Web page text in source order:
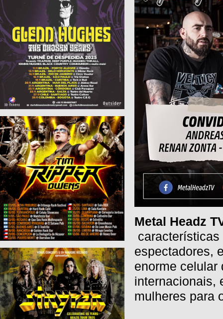
Metal Headz
espectadores,
enorme celular
internacionais,
mulheres para